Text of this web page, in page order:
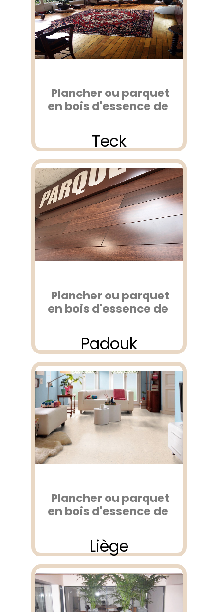
Plancher ou parquet
en bois d'essence de
Teck
Plancher ou parquet
en bois d'essence de
Padouk
Plancher ou parquet
en bois d'essence de
Liège